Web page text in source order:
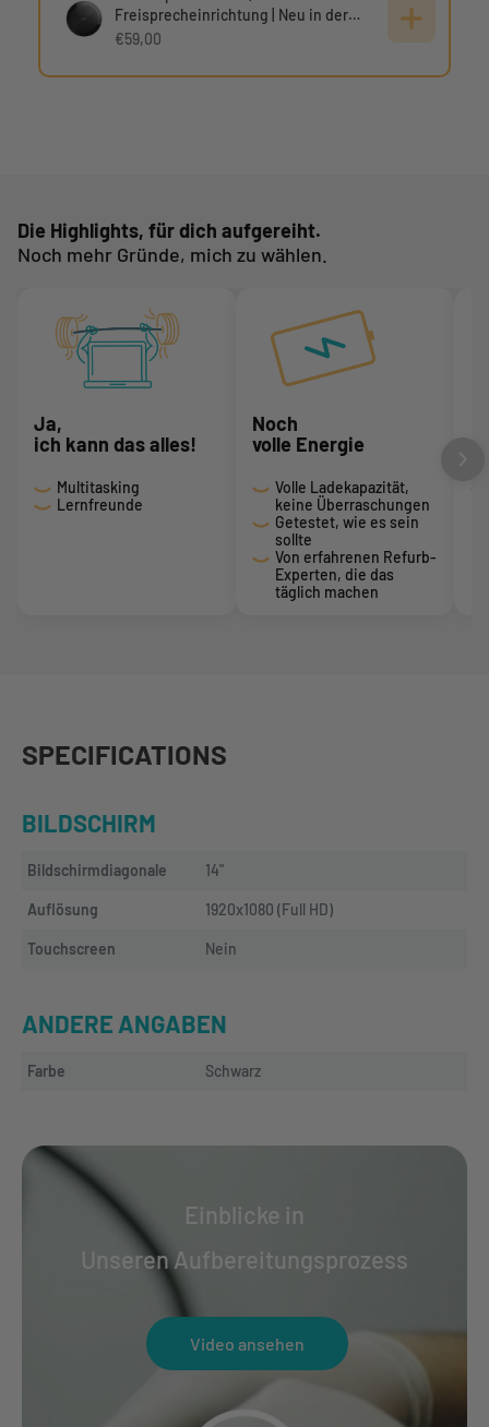
Freisprecheinrichtung | Neu in der
Verpackung
€59,00
Die Highlights, für dich aufgereiht.
Noch mehr Gründe, mich zu wählen.
Ja,
ich kann das alles!
Multitasking
Lernfreunde
Noch
volle Energie
Volle Ladekapazität,
keine Überraschungen
Getestet, wie es sein
sollte
Von erfahrenen Refurb-
Experten, die das
täglich machen
SPECIFICATIONS
BILDSCHIRM
Bildschirmdiagonale 14"
Auflösung 1920x1080 (Full HD)
Touchscreen Nein
ANDERE ANGABEN
Farbe Schwarz
Einblicke in
Unseren Aufbereitungsprozess
Video ansehen